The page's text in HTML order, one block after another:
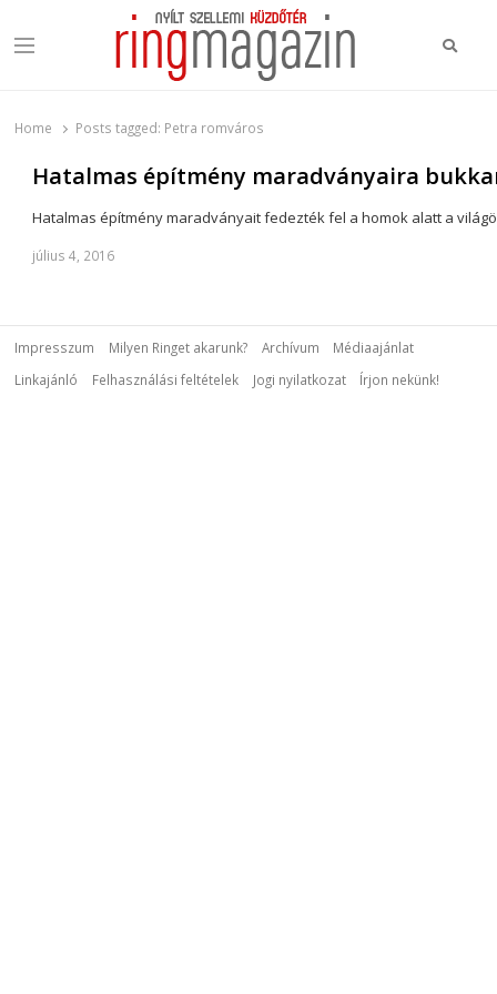
Menu
Home Posts tagged: Petra romváros
Hatalmas építmény maradványaira
Hatalmas építmény maradványait fedezték fel a homok alatt a
július 4, 2016
Impresszum Milyen Ringet akarunk? Archívum
Médiaajánlat
Linkajánló
Felhasználási feltételek Jogi nyilatkozat Írjon nekünk!